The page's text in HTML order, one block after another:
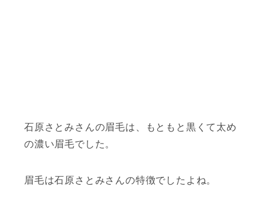
石原さとみさんの眉毛は、もともと黒くて太め
の濃い眉毛でした。
眉毛は石原さとみさんの特徴でしたよね。